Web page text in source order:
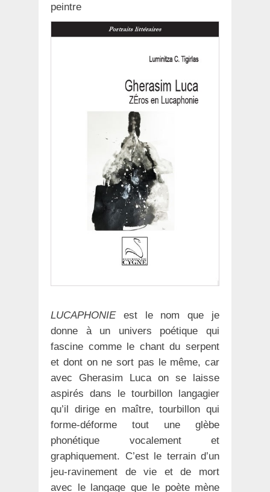
peintre
LUCAPHONIEest le nom que je
donne à un univers poétique qui
fascine comme le chant du serpent
et dont on ne sort pas le même, car
avec Gherasim Luca on se laisse
aspirés dans le tourbillon langagier
qu’il dirige en maître, tourbillon qui
forme-déforme tout une glèbe
phonétique vocalement et
graphiquement. C’est le terrain d’un
jeu-ravinement de vie et de mort
avec le langage que le poète mène